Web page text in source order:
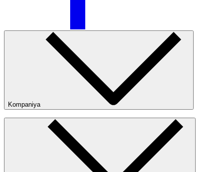
Kompaniya
Kompaniya haqida
Bizning do‘konlarimiz
Ommaviy oferta